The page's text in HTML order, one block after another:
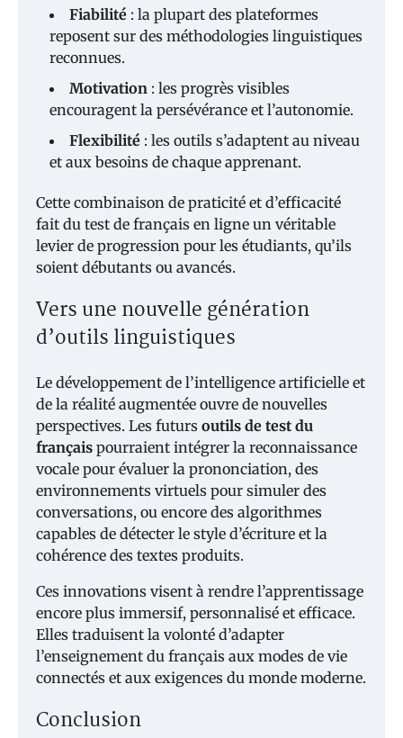
Fiabilité : la plupart des plateformes
reposent sur des méthodologies linguistiques
reconnues.
Motivation : les progrès visibles
encouragent la persévérance et l’autonomie.
Flexibilité : les outils s’adaptent au niveau
et aux besoins de chaque apprenant.
Cette combinaison de praticité et d’efficacité
fait du test de français en ligne un véritable
levier de progression pour les étudiants, qu’ils
soient débutants ou avancés.
Vers une nouvelle génération
d’outils linguistiques
Le développement de l’intelligence artificielle et
de la réalité augmentée ouvre de nouvelles
perspectives. Les futurs outils de test du
français pourraient intégrer la reconnaissance
vocale pour évaluer la prononciation, des
environnements virtuels pour simuler des
conversations, ou encore des algorithmes
capables de détecter le style d’écriture et la
cohérence des textes produits.
Ces innovations visent à rendre l’apprentissage
encore plus immersif, personnalisé et efficace.
Elles traduisent la volonté d’adapter
l’enseignement du français aux modes de vie
connectés et aux exigences du monde moderne.
Conclusion